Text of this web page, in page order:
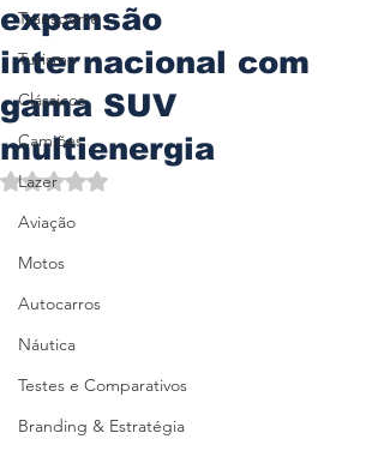
Transporte
Turismo
Clássicos
Camiões
Lazer
Aviação
Motos
Autocarros
Náutica
Testes e Comparativos
Branding & Estratégia
expansão
internacional com
gama SUV
multienergia
Avaliado com NaN de 5 estrelas.